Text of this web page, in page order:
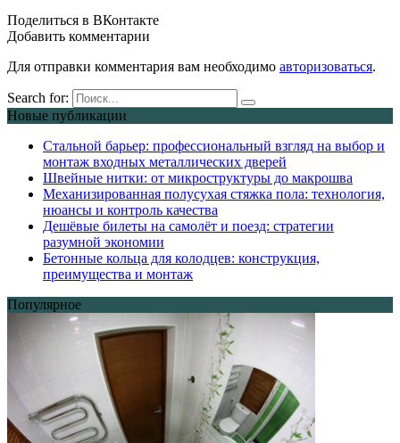
Поделиться в ВКонтакте
Добавить комментарии
Для отправки комментария вам необходимо авторизоваться.
Search for:
Новые публикации
Стальной барьер: профессиональный взгляд на выбор и
монтаж входных металлических дверей
Швейные нитки: от микроструктуры до макрошва
Механизированная полусухая стяжка пола: технология,
нюансы и контроль качества
Дешёвые билеты на самолёт и поезд: стратегии
разумной экономии
Бетонные кольца для колодцев: конструкция,
преимущества и монтаж
Популярное